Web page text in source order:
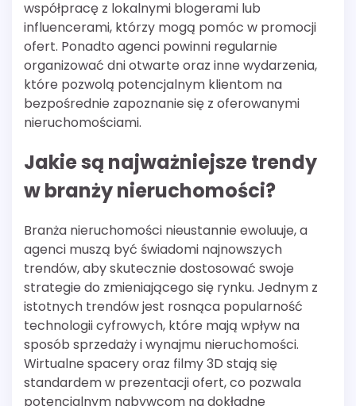
współpracę z lokalnymi blogerami lub
influencerami, którzy mogą pomóc w promocji
ofert. Ponadto agenci powinni regularnie
organizować dni otwarte oraz inne wydarzenia,
które pozwolą potencjalnym klientom na
bezpośrednie zapoznanie się z oferowanymi
nieruchomościami.
Jakie są najważniejsze trendy
w branży nieruchomości?
Branża nieruchomości nieustannie ewoluuje, a
agenci muszą być świadomi najnowszych
trendów, aby skutecznie dostosować swoje
strategie do zmieniającego się rynku. Jednym z
istotnych trendów jest rosnąca popularność
technologii cyfrowych, które mają wpływ na
sposób sprzedaży i wynajmu nieruchomości.
Wirtualne spacery oraz filmy 3D stają się
standardem w prezentacji ofert, co pozwala
potencjalnym nabywcom na dokładne